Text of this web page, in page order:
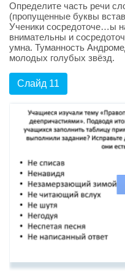
Определите часть речи
(пропущенные буквы
Ученики сосредоточе…ы
внимательны и
умна. Туманность
молодых голубых звёзд.
Слайд 11